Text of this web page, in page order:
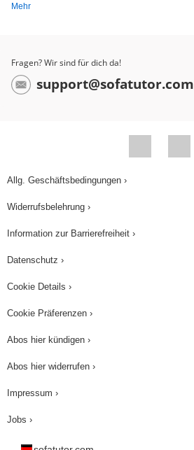
Mehr
Fragen? Wir sind für dich da!
support@sofatutor.com
Allg. Geschäftsbedingungen ›
Widerrufsbelehrung ›
Information zur Barrierefreiheit ›
Datenschutz ›
Cookie Details ›
Cookie Präferenzen ›
Abos hier kündigen ›
Abos hier widerrufen ›
Impressum ›
Jobs ›